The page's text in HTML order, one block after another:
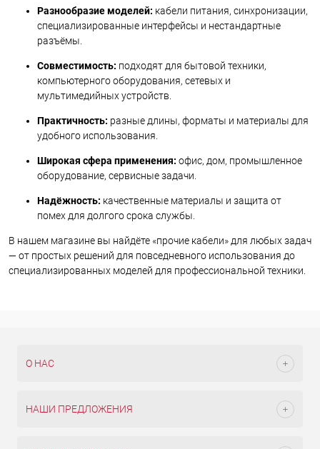
Разнообразие моделей: кабели питания, синхронизации,
специализированные интерфейсы и нестандартные
разъёмы.
Совместимость: подходят для бытовой техники,
компьютерного оборудования, сетевых и
мультимедийных устройств.
Практичность: разные длины, форматы и материалы для
удобного использования.
Широкая сфера применения: офис, дом, промышленное
оборудование, сервисные задачи.
Надёжность: качественные материалы и защита от
помех для долгого срока службы.
В нашем магазине вы найдёте «прочие кабели» для любых задач
— от простых решений для повседневного использования до
специализированных моделей для профессиональной техники.
О НАС
НАШИ ПРЕДЛОЖЕНИЯ